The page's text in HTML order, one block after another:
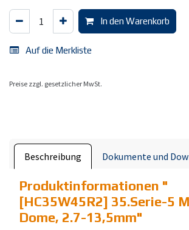
In den Warenkorb
Auf die Merkliste
Preise zzgl. gesetzlicher MwSt.
Beschreibung Dokumente und
Produktinformationen "
[HC35W45R2] 35.Serie-5
Dome, 2.7-13,5mm"